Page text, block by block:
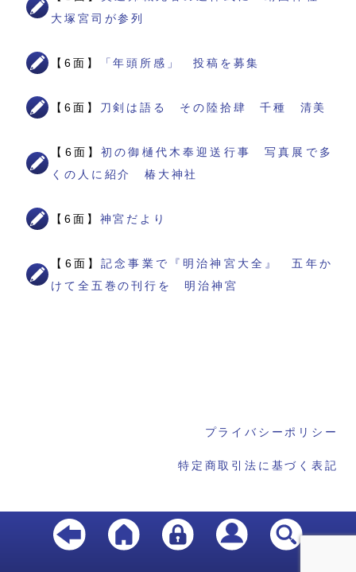
大塚宮司が参列
【6面】 「年頭所感」 投稿を募集
【6面】 刀剣は語る その陸拾肆 千種 清美
【6面】初の御樋代木奉迎送行事 写真展で多
くの人に紹介 椿大神社
【6面】 神宮だより
【6面】記念事業で『明治神宮大全』 五年か
けて全五巻の刊行を 明治神宮
プライバシーポリシー
特定商取引法に基づく表記